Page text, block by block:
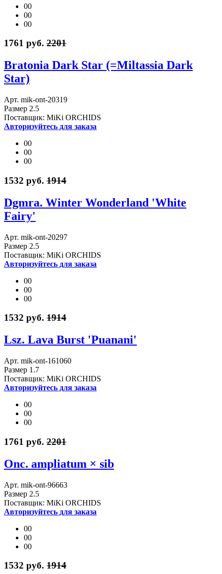
00
00
00
1761 руб. 2201
Bratonia Dark Star (=Miltassia Dark
Star)
Арт. mik-ont-20319
Размер 2.5
Поставщик: MiKi ORCHIDS
Авторизуйтесь для заказа
00
00
00
1532 руб. 1914
Dgmra. Winter Wonderland 'White
Fairy'
Арт. mik-ont-20297
Размер 2.5
Поставщик: MiKi ORCHIDS
Авторизуйтесь для заказа
00
00
00
1532 руб. 1914
Lsz. Lava Burst 'Puanani'
Арт. mik-ont-161060
Размер 1.7
Поставщик: MiKi ORCHIDS
Авторизуйтесь для заказа
00
00
00
1761 руб. 2201
Onc. ampliatum × sib
Арт. mik-ont-96663
Размер 2.5
Поставщик: MiKi ORCHIDS
Авторизуйтесь для заказа
00
00
00
1532 руб. 1914